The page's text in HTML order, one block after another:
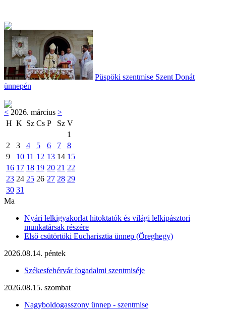
Püspöki szentmise Szent Donát
ünnepén
< 2026. március >
H K Sz Cs P Sz V
1
2
3 4 5 6 7
8
9
10 11 12 13 14 15
16 17 18 19 20 21 22
23 24 25 26 27 28 29
30 31
Ma
Nyári lelkigyakorlat hitoktatók és világi lelkipásztori
munkatársak részére
Első csütörtöki Eucharisztia ünnep (Öreghegy)
2026.08.14. péntek
Székesfehérvár fogadalmi szentmiséje
2026.08.15. szombat
Nagyboldogasszony ünnep - szentmise